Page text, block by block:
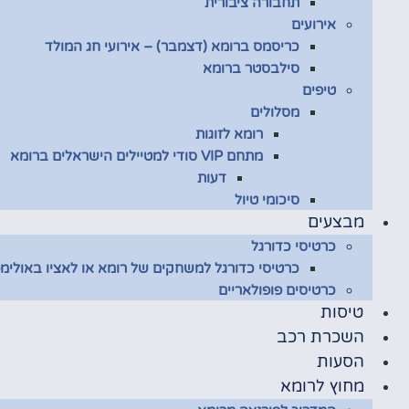
אירועים
כריסמס ברומא (דצמבר) – אירועי חג המולד
סילבסטר ברומא
טיפים
מסלולים
רומא לזוגות
מתחם VIP סודי למטיילים הישראלים ברומא
דעות
סיכומי טיול
מבצעים
כרטיסי כדורגל
כרטיסי כדורגל למשחקים של רומא או לאציו
כרטיסים פופולאריים
טיסות
השכרת רכב
הסעות
מחוץ לרומא